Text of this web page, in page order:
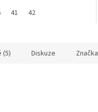
tvarovaná vložka s
41 42
(5) Diskuze Značka